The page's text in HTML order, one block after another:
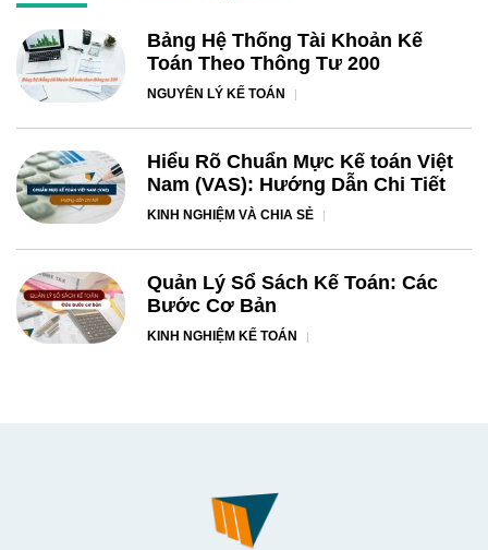
Bảng Hệ Thống Tài Khoản Kế
Toán Theo Thông Tư 200
NGUYÊN LÝ KẾ TOÁN
Hiểu Rõ Chuẩn Mực Kế toán Việt
Nam (VAS): Hướng Dẫn Chi Tiết
KINH NGHIỆM VÀ CHIA SẺ
Quản Lý Sổ Sách Kế Toán: Các
Bước Cơ Bản
KINH NGHIỆM KẾ TOÁN